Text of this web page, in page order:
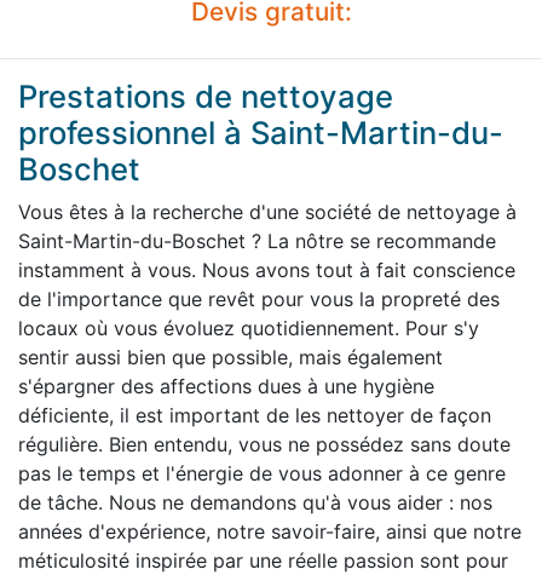
Devis gratuit:
Prestations de nettoyage
professionnel à Saint-Martin-du-
Boschet
Vous êtes à la recherche d'une société de nettoyage à
Saint-Martin-du-Boschet ? La nôtre se recommande
instamment à vous. Nous avons tout à fait conscience
de l'importance que revêt pour vous la propreté des
locaux où vous évoluez quotidiennement. Pour s'y
sentir aussi bien que possible, mais également
s'épargner des affections dues à une hygiène
déficiente, il est important de les nettoyer de façon
régulière. Bien entendu, vous ne possédez sans doute
pas le temps et l'énergie de vous adonner à ce genre
de tâche. Nous ne demandons qu'à vous aider : nos
années d'expérience, notre savoir-faire, ainsi que notre
méticulosité inspirée par une réelle passion sont pour